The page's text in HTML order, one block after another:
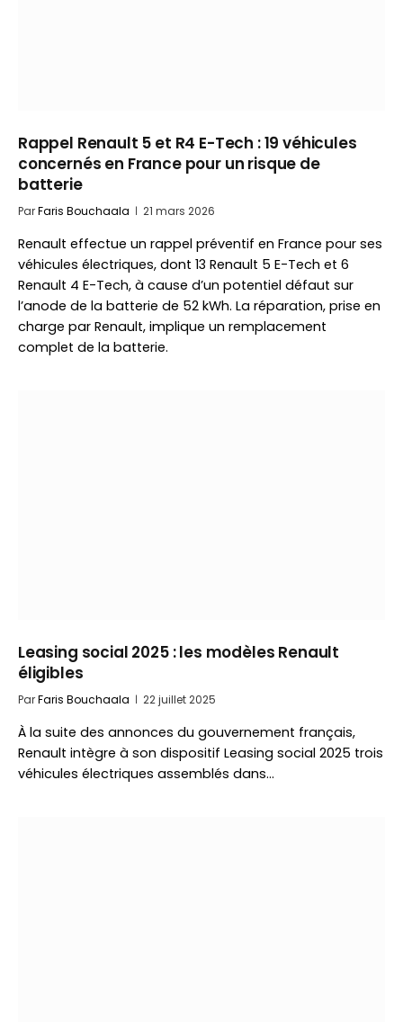
Rappel Renault 5 et R4 E-Tech : 19 véhicules
concernés en France pour un risque de
batterie
ParFaris Bouchaala 21 mars 2026
Renault effectue un rappel préventif en France pour ses
véhicules électriques, dont 13 Renault 5 E-Tech et 6
Renault 4 E-Tech, à cause d’un potentiel défaut sur
l’anode de la batterie de 52 kWh. La réparation, prise en
charge par Renault, implique un remplacement
complet de la batterie.
Leasing social 2025 : les modèles Renault
éligibles
ParFaris Bouchaala 22 juillet 2025
À la suite des annonces du gouvernement français,
Renault intègre à son dispositif Leasing social 2025 trois
véhicules électriques assemblés dans…